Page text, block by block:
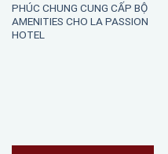
PHÚC CHUNG CUNG CẤP BỘ
AMENITIES CHO LA PASSION
HOTEL